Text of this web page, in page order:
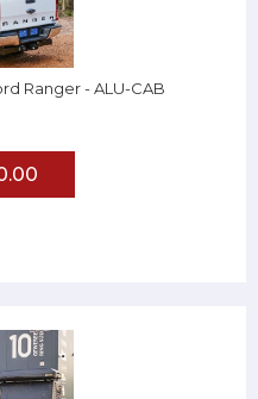
Ranger - ALU-CAB